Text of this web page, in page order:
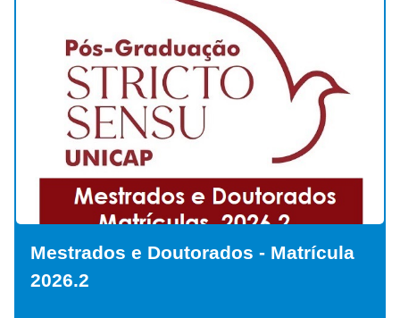
Mestrados e Doutorados - Matrícula
2026.2